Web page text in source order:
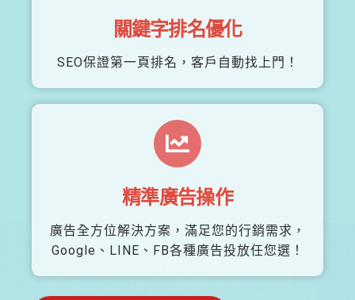
關鍵字排名優化
SEO保證第一頁排名，客戶自動找上門！
精準廣告操作
廣告全方位解決方案，滿足您的行銷需求，
Google、LINE、FB各種廣告投放任您選！